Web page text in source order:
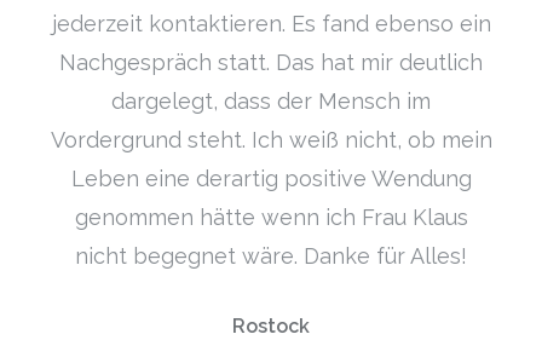
jederzeit kontaktieren. Es fand ebenso ein
Nachgespräch statt. Das hat mir deutlich
dargelegt, dass der Mensch im
Vordergrund steht. Ich weiß nicht, ob mein
Leben eine derartig positive Wendung
genommen hätte wenn ich Frau Klaus
nicht begegnet wäre. Danke für Alles!
Rostock